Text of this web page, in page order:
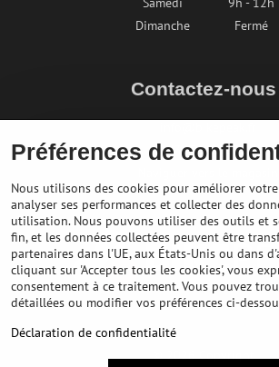
Dimanche
Fermé
Contactez-nous
+436764858804
©2026Copyright
Préférences de
Nous utilisons des cookies pour améliorer
analyser ses performances et collecter des
utilisation. Nous pouvons utiliser des outils et
fin, et les données collectées peuvent être
partenaires dans l'UE, aux États-Unis ou dans
cliquant sur 'Accepter tous les cookies', vous
consentement à ce traitement. Vous pouvez
détaillées ou modifier vos préférences ci-
Déclaration de confidentialité